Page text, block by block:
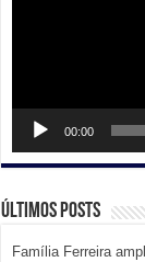
00:00
Últimos posts
Família Ferreira